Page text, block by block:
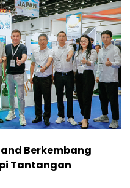
Berkembang
Tantangan